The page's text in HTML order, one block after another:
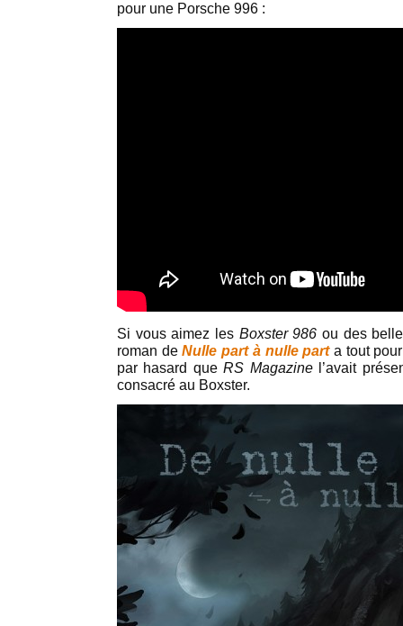
pour une Porsche 996 :
Si vous aimez les Boxster 986 ou des
roman deNulle part à nulle parta tout pour
par hasard queRS Magazinel’avait
consacré au Boxster.